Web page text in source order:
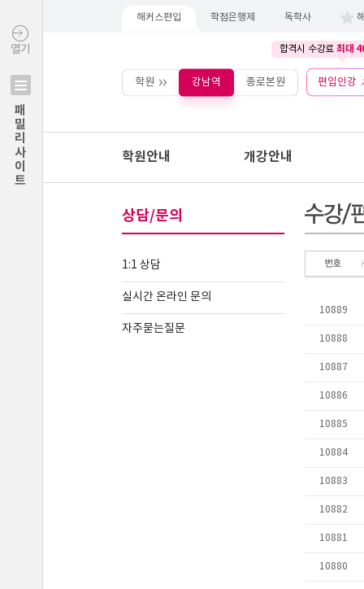
열기
패밀리사이트
해커스편입 학점은행제 독학사
합격시 수강료 최대
학원 강남역 종로본원 편입인강
학원안내 개강안내
상담/문의
1:1 상담
실시간 온라인 문의
자주묻는질문